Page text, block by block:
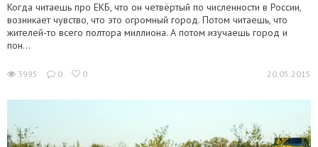
Когда читаешь про ЕКБ, что он четвёртый по численности в России,
возникает чувство, что это огромный город. Потом читаешь, что
жителей-то всего полтора миллиона. А потом изучаешь город и
пон...
3995 0 0 20.05.2015